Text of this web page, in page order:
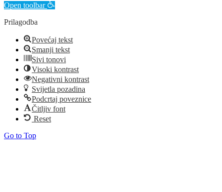
Open toolbar
Prilagodba
Povećaj tekst
Smanji tekst
Sivi tonovi
Visoki kontrast
Negativni kontrast
Svijetla pozadina
Podcrtaj poveznice
Čitljiv font
Reset
Go to Top